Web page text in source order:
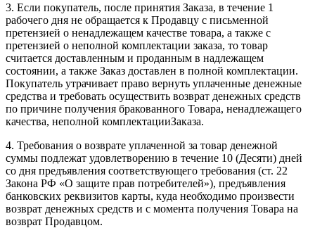
3. Если покупатель, после принятия Заказа, в течение 1
рабочего дня не обращается к Продавцу с письменной
претензией о ненадлежащем качестве товара, а также с
претензией о неполной комплектации заказа, то товар
считается доставленным и проданным в надлежащем
состоянии, а также Заказ доставлен в полной комплектации.
Покупатель утрачивает право вернуть уплаченные денежные
средства и требовать осуществить возврат денежных средств
по причине получения бракованного Товара, ненадлежащего
качества, неполной комплектацииЗаказа.
4. Требования о возврате уплаченной за товар денежной
суммы подлежат удовлетворению в течение 10 (Десяти) дней
со дня предъявления соответствующего требования (ст. 22
Закона РФ «О защите прав потребителей»), предъявления
банковских реквизитов карты, куда необходимо произвести
возврат денежных средств и с момента получения Товара на
возврат Продавцом.